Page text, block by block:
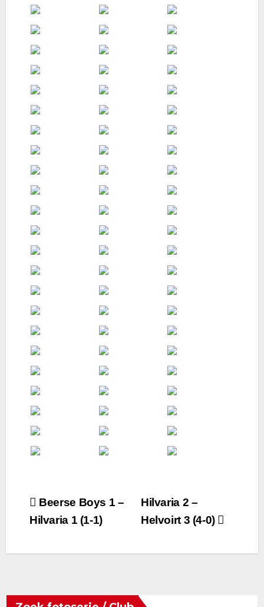
Bericht
navigatie
Hilvaria 2 –
Helvoirt 3 (4-0)
Beerse Boys 1 –
Hilvaria 1 (1-1)